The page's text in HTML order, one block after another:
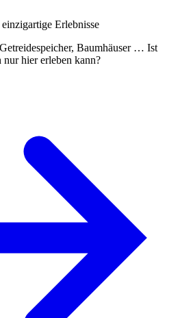
Erlebnisse
Baumhäuser … Ist
nur hier erleben kann?